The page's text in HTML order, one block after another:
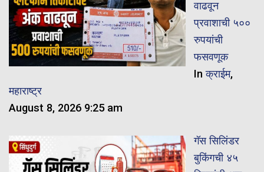
वाढवून
प्रवाशाची ५००
रुपयांची
फसवणूक
Inक्राईम,
महाराष्ट्र
August 8, 2026 9:25 am
गॅस सिलिंडर
बुकिंगची ४५